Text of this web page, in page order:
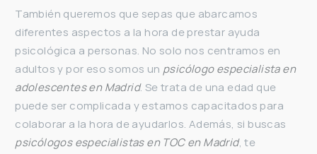
También queremos que sepas que abarcamos
diferentes aspectos a la hora de prestar ayuda
psicológica a personas. No solo nos centramos en
adultos y por eso somos un psicólogo especialista en
adolescentes en Madrid. Se trata de una edad que
puede ser complicada y estamos capacitados para
colaborar a la hora de ayudarlos. Además, si buscas
psicólogos especialistas en TOC en Madrid, te